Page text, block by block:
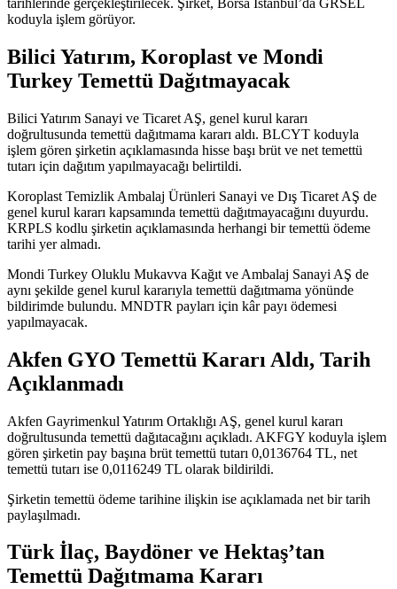
tarihlerinde gerçekleştirilecek. Şirket, Borsa İstanbul’da GRSEL
koduyla işlem görüyor.
Bilici Yatırım, Koroplast ve Mondi
Turkey Temettü Dağıtmayacak
Bilici Yatırım Sanayi ve Ticaret AŞ, genel kurul kararı
doğrultusunda temettü dağıtmama kararı aldı. BLCYT koduyla
işlem gören şirketin açıklamasında hisse başı brüt ve net temettü
tutarı için dağıtım yapılmayacağı belirtildi.
Koroplast Temizlik Ambalaj Ürünleri Sanayi ve Dış Ticaret AŞ de
genel kurul kararı kapsamında temettü dağıtmayacağını duyurdu.
KRPLS kodlu şirketin açıklamasında herhangi bir temettü ödeme
tarihi yer almadı.
Mondi Turkey Oluklu Mukavva Kağıt ve Ambalaj Sanayi AŞ de
aynı şekilde genel kurul kararıyla temettü dağıtmama yönünde
bildirimde bulundu. MNDTR payları için kâr payı ödemesi
yapılmayacak.
Akfen GYO Temettü Kararı Aldı, Tarih
Açıklanmadı
Akfen Gayrimenkul Yatırım Ortaklığı AŞ, genel kurul kararı
doğrultusunda temettü dağıtacağını açıkladı. AKFGY koduyla işlem
gören şirketin pay başına brüt temettü tutarı 0,0136764 TL, net
temettü tutarı ise 0,0116249 TL olarak bildirildi.
Şirketin temettü ödeme tarihine ilişkin ise açıklamada net bir tarih
paylaşılmadı.
Türk İlaç, Baydöner ve Hektaş’tan
Temettü Dağıtmama Kararı